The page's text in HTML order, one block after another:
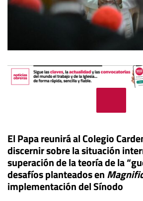
El Papa reunirá al Colegio
discernir sobre la situación
superación de la teoría de la
desafíos planteados en
implementación del Sínodo